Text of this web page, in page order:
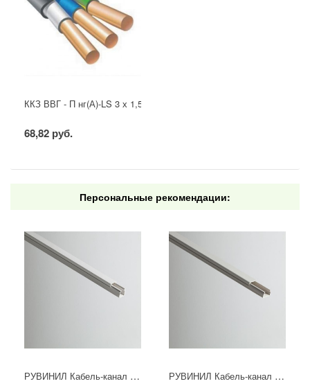
ККЗ ВВГ - П нг(А)-LS 3 х 1,5 ГОСТ
68,82 руб.
Персональные рекомендации:
РУВИНИЛ Кабель-канал 12х12х2000мм (белый) РУВИНИЛ Кабель-канал 15х10х2000мм (белый)